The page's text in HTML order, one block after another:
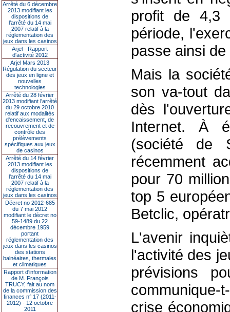
Arrêté du 6 décembre
2013 modifiant les
dispositions de
l’arrêté du 14 mai
2007 relatif à la
réglementation des
jeux dans les casinos
Arjel - Rapport
d'activité 2012
Arjel Mars 2013
Régulation du secteur
des jeux en ligne et
nouvelles
technologies
Arrêté du 28 février
2013 modifiant l'arrêté
du 29 octobre 2010
relatif aux modalités
d'encaissement, de
recouvrement et de
contrôle des
prélèvements
spécifiques aux jeux
de casinos
Arrêté du 14 février
2013 modifiant les
dispositions de
l'arrêté du 14 mai
2007 relatif à la
réglementation des
jeux dans les casinos
Décret no 2012-685
du 7 mai 2012
modifiant le décret no
59-1489 du 22
décembre 1959
portant
réglementation des
jeux dans les casinos
des stations
balnéaires, thermales
et climatiques
Rapport d'information
de M. François
TRUCY, fait au nom
de la commission des
finances n° 17 (2011-
2012) - 12 octobre
2011
profit de 4,3
période,
passe ainsi
Mais la
son va-tout
dès
Internet. À
(société de
récemment
pour 70
top 5
Betclic,
L'avenir
l'activité des
prévisions
communique-
crise